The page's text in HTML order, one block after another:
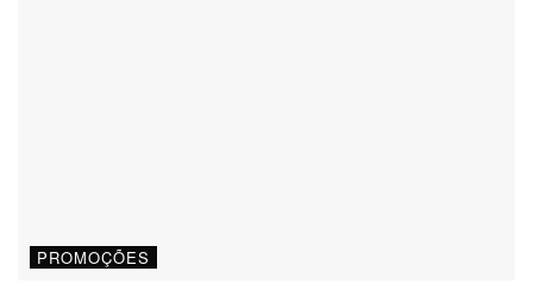
PROMOÇÕES